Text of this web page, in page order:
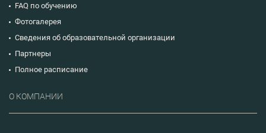
FAQ по обучению
Фотогалерея
Сведения об образовательной организации
Партнеры
Полное расписание
О КОМПАНИИ